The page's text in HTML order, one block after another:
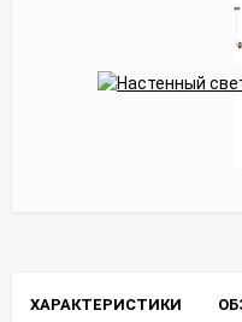
ХАРАКТЕРИСТИКИ